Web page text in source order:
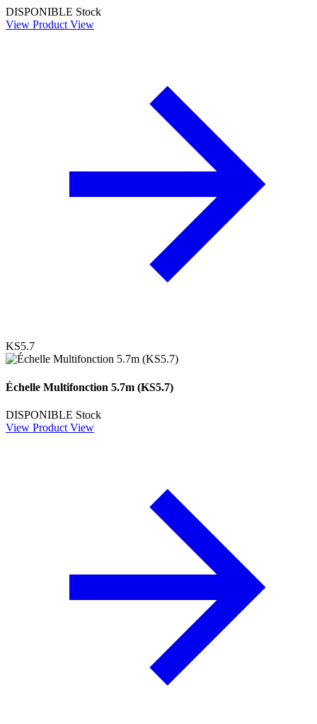
DISPONIBLE Stock
View Product View
KS5.7
Échelle Multifonction 5.7m (KS5.7)
DISPONIBLE Stock
View Product View